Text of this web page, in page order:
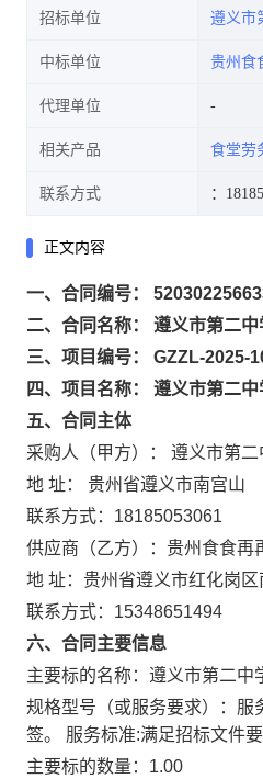
招标单位 遵义市
中标单位 贵州食
代理单位
相关产品 食堂劳
联系方式 ：
正文内容
一、合同编号：
二、合同名称： 遵义市第二
三、项目编号： GZZL-2025-
四、项目名称： 遵义市第二
五、合同主体
采购人（甲方）： 遵义市第二
地 址： 贵州省遵义市南宫山
联系方式：18185053061
供应商（乙方）：贵州食食再
地 址：贵州省遵义市红化岗
联系方式：15348651494
六、合同主要信息
主要标的名称：遵义市第二
规格型号（或服务要求）：服
签。 服务标准:满足招标文件
主要标的数量：1.00